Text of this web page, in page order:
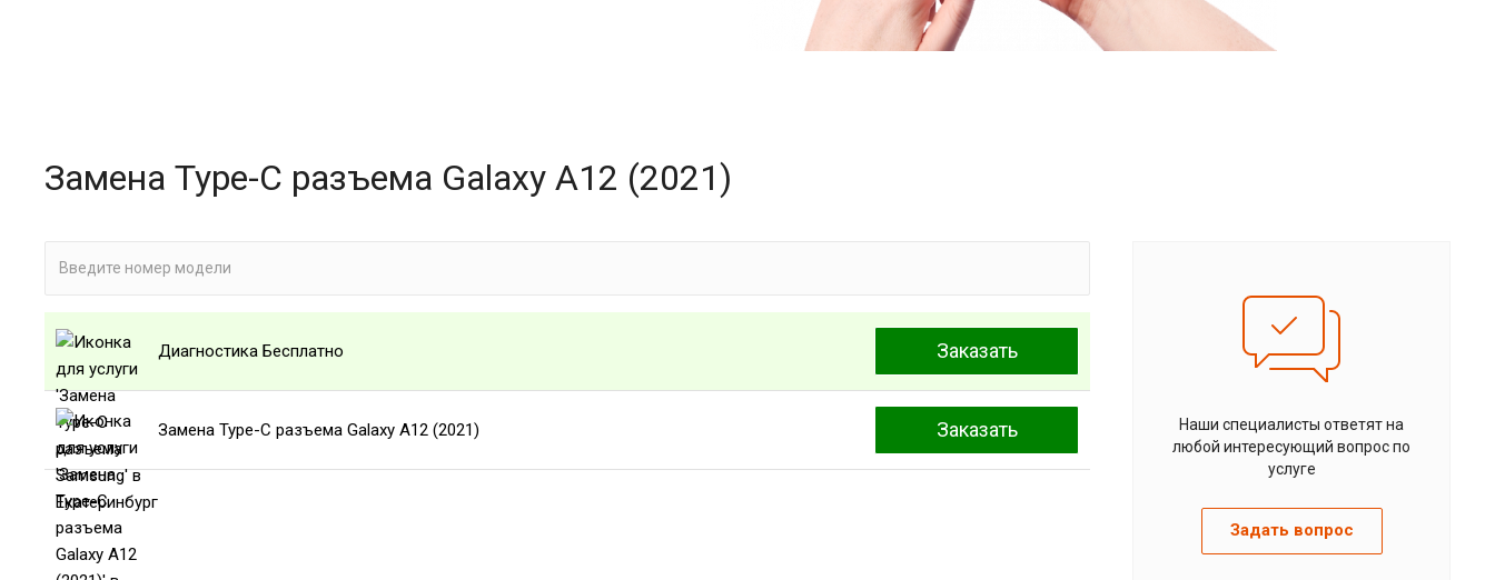
Замена Type-C разъема Galaxy A12 (2021)
Диагностика Бесплатно Заказать
Замена Type-C разъема Galaxy A12 (2021) Заказать
Наши специалисты ответят на
любой интересующий вопрос по
услуге
Задать вопрос